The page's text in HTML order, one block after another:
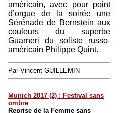
américain, avec pour point
d’orgue de la soirée une
Sérénade de Bernstein aux
couleurs du superbe
Guarneri du soliste russo-
américain Philippe Quint.
Par Vincent GUILLEMIN
Munich 2017 (2) : Festival sans
ombre
Reprise de la Femme sans